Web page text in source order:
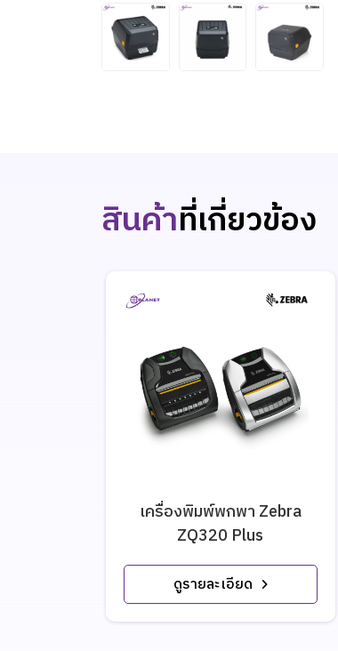
สินค้าที่เกี่ยวข้อง
ดูรายละเอียด
เครื่องพิมพ์พกพา Zebra
ZQ320 Plus